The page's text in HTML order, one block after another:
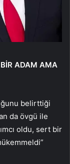
ADAM AMA
belirttiği
da övgü ile
oldu, sert bir